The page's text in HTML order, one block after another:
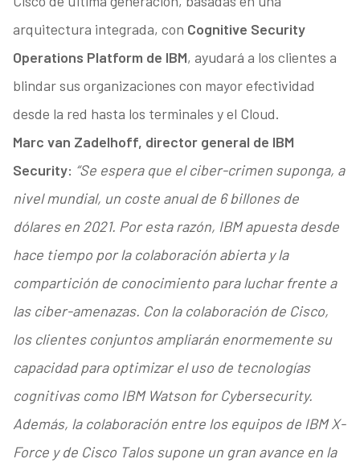
arquitectura integrada, con Cognitive Security
Operations Platform de IBM, ayudará a los clientes a
blindar sus organizaciones con mayor efectividad
desde la red hasta los terminales y el Cloud.
Marc van Zadelhoff, director general de IBM
Security: “Se espera que el ciber-crimen suponga, a
nivel mundial, un coste anual de 6 billones de
dólares en 2021. Por esta razón, IBM apuesta desde
hace tiempo por la colaboración abierta y la
compartición de conocimiento para luchar frente a
las ciber-amenazas. Con la colaboración de Cisco,
los clientes conjuntos ampliarán enormemente su
capacidad para optimizar el uso de tecnologías
cognitivas como IBM Watson for Cybersecurity.
Además, la colaboración entre los equipos de IBM X-
Force y de Cisco Talos supone un gran avance en la